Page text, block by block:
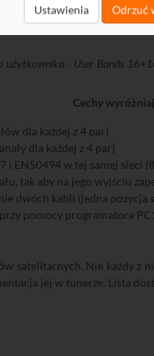
Ustawienia Odrzuć
użytkownika - User Bands
Cechy
dla każdej z 4 par)
dla każdej z 4 par)
EN50494 w tej samej sieci
tak aby na jego wyjściu
dwóch kabli (jedna
pomocy programatora
satelitarnych. Nie każdy z
jej w tunerze. Lista